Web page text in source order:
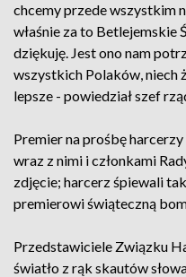
chcemy przede wszystkim
właśnie za to Betlejemskie
dziękuję. Jest ono nam
wszystkich Polaków, niech
lepsze - powiedział szef
Premier na prośbę
wraz z nimi i członkami
zdjęcie; harcerz śpiewali
premierowi świąteczną
Przedstawiciele Związku
światło z rąk skautów